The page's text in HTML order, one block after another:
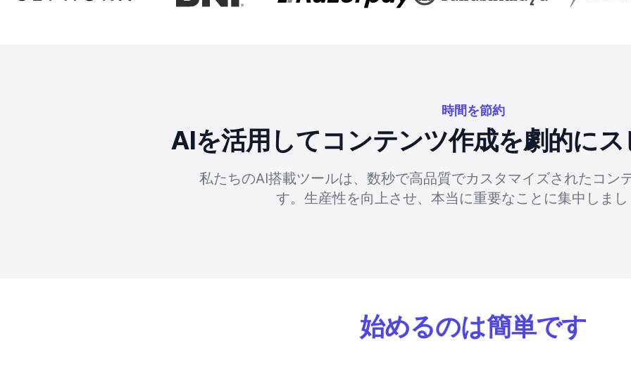
時間を節約
AIを活用してコンテンツ作成を劇的に
私たちのAI搭載ツールは、数秒で高品質でカスタマイズされたコン
す。生産性を向上させ、本当に重要なことに集中しま
始めるのは簡単です